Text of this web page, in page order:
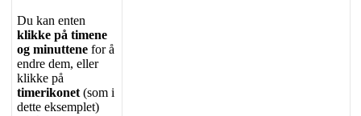
Du kan enten
klikke på timene
og minuttene for å
endre dem, eller
klikke på
timerikonet (som i
dette eksemplet)